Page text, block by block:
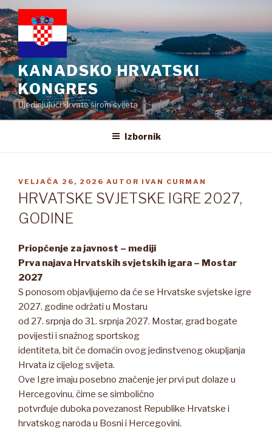
Preskoči
na
sadržaj
KANADSKO HRVATSKI
KONGRES
Ujedinjujući Hrvate širom svijeta
Izbornik
OBJAVLJENO
VELJAČA 26, 2026 AUTOR IVAN CURMAN
HRVATSKE SVJETSKE IGRE 2027,
GODINE
Priopćenje za javnost – mediji
Prva najava Hrvatskih svjetskih igara – Mostar
2027
S ponosom objavljujemo da će se Hrvatske svjetske igre
2027. godine održati u Mostaru
od 27. srpnja do 31. srpnja 2027. Mostar, grad bogate
povijesti i snažnog sportskog
identiteta, bit će domaćin ovog jedinstvenog okupljanja
Hrvata iz cijelog svijeta.
Ove Igre imaju posebno značenje jer prvi put dolaze u
Hercegovinu, čime se simbolično
potvrđuje duboka povezanost Republike Hrvatske i
hrvatskog naroda u Bosni i Hercegovini.